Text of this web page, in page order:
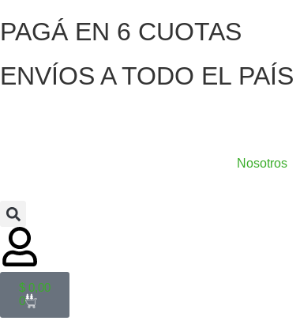
PAGÁ EN 6 CUOTAS
ENVÍOS A TODO EL PAÍS
Nosotros
$ 0,00
0